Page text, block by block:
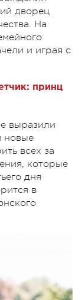
дворец
На
и играя с
принц
выразили
новые
всех за
которые
дня
в